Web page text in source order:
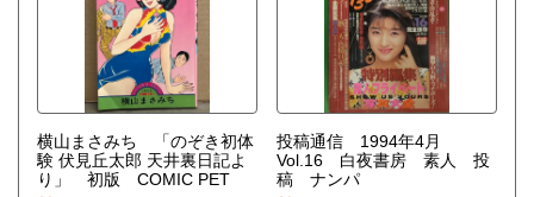
横山まさみち 「のぞき初体
験 伏見丘太郎 天井裏日記よ
り」 初版 COMIC PET
投稿通信 1994年4月
Vol.16 白夜書房 素人 投
稿 ナンパ